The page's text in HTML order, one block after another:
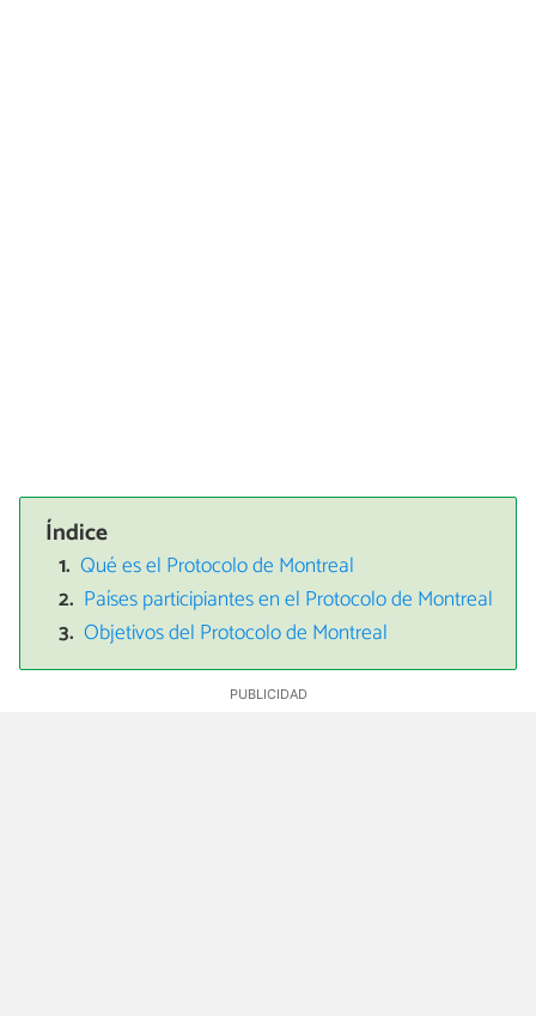
Índice
Qué es el Protocolo de Montreal
Países participiantes en el Protocolo de Montreal
Objetivos del Protocolo de Montreal